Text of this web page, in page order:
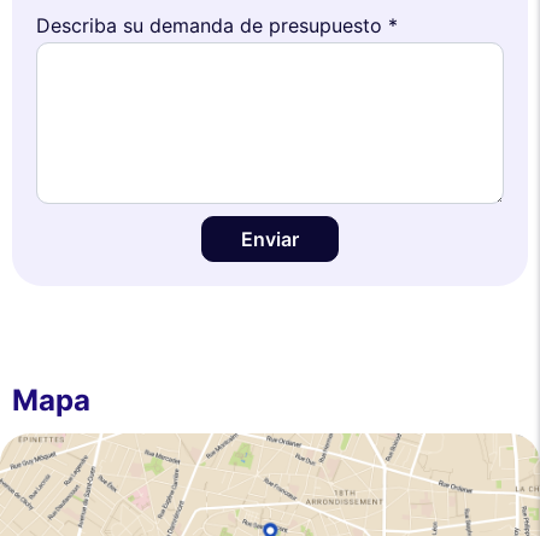
Describa su demanda de presupuesto *
Enviar
Mapa